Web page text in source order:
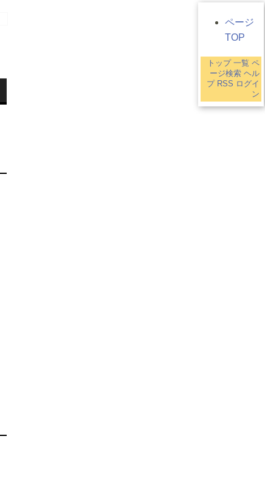
ページ
TOP
トップ 一覧 ペ
ージ検索 ヘル
プ RSS ログイ
ン